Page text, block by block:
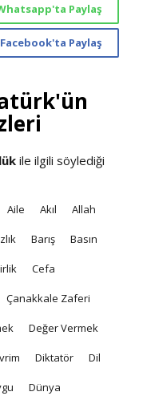
Paylaş
Facebook'ta Paylaş
ile ilgili söylediği
Aile Akıl Allah
Barış Basın
Cefa
Çanakkale Zaferi
Değer Vermek
Diktatör Dil
Dünya